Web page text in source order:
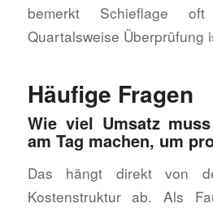
bemerkt Schieflage
Quartalsweise Überprüfung
Häufige Fragen
Wie viel Umsatz
am Tag machen, um
Das hängt direkt von
Kostenstruktur ab. Als